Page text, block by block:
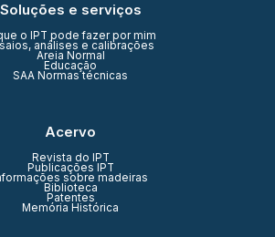
Soluções e serviços
o IPT pode fazer por mim
análises e calibrações
Areia Normal
Educação
SAA Normas técnicas
Acervo
Revista do IPT
Publicações IPT
sobre madeiras
Biblioteca
Patentes
Memória Histórica